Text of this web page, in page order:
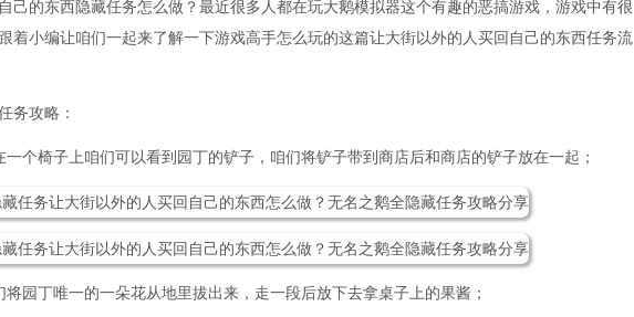
己的东西隐藏任务怎么做？最近很多人都在玩大鹅模拟器这个有趣的恶搞游戏，游戏中有很
着小编让咱们一起来了解一下游戏高手怎么玩的这篇让大街以外的人买回自己的东西任务流
务攻略：
个椅子上咱们可以看到园丁的铲子，咱们将铲子带到商店后和商店的铲子放在一起；
园丁唯一的一朵花从地里拔出来，走一段后放下去拿桌子上的果酱；